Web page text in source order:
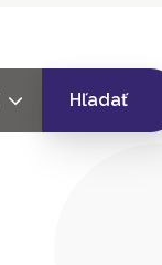
Hľadať